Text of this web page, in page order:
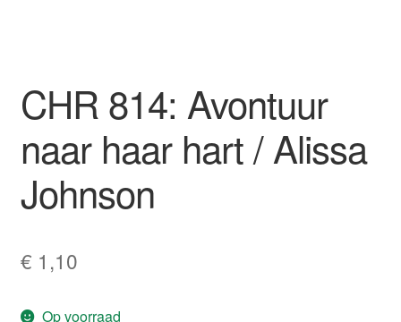
CHR 814: Avontuur
naar haar hart / Alissa
Johnson
€ 1,10
Op voorraad